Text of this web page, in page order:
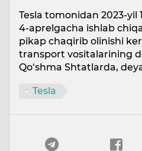
Tesla tomonidan 2023-yil
4-aprelgacha ishlab
pikap chaqirib olinishi
transport vositalarining
Qo‘shma Shtatlarda,
Tesla